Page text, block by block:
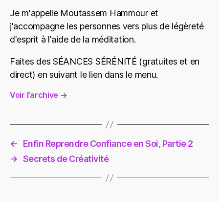
Je m'appelle Moutassem Hammour et
j'accompagne les personnes vers plus de légèreté
d'esprit à l'aide de la méditation.
Faites des SÉANCES SÉRÉNITÉ (gratuites et en
direct) en suivant le lien dans le menu.
Voir l’archive →
←
Enfin Reprendre Confiance en Soi, Partie 2
→ Secrets de Créativité